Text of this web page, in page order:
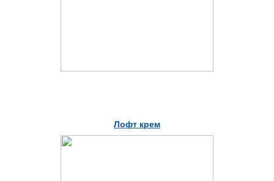
Лофт крем